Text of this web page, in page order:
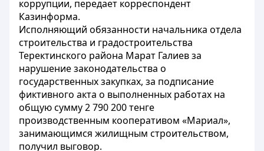
коррупции, передает корреспондент
Казинформа.
Исполняющий обязанности начальника отдела
строительства и градостроительства
Теректинского района Марат Галиев за
нарушение законодательства о
государственных закупках, за подписание
фиктивного акта о выполненных работах на
общую сумму 2 790 200 тенге
производственным кооперативом «Мариал»,
занимающимся жилищным строительством,
получил выговор.